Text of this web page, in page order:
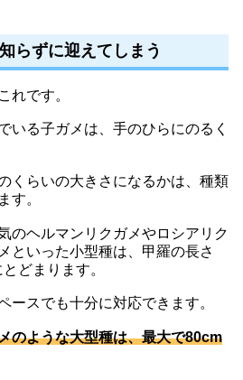
らずに迎えてしまう
れです。
いる子ガメは、手のひらにのるく
くらいの大きさになるかは、種類
す。
のヘルマンリクガメやロシアリク
といった小型種は、甲羅の長さ
どまります。
ースでも十分に対応できます。
のような大型種は、最大で80cm